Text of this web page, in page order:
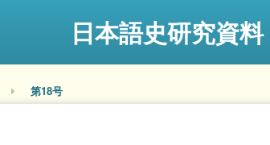
日本語史研究資料
第18号